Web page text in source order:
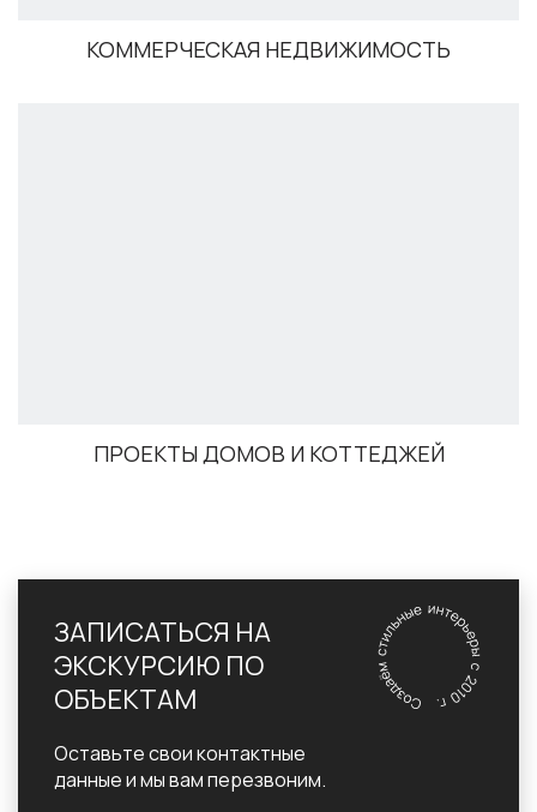
КОММЕРЧЕСКАЯ НЕДВИЖИМОСТЬ
ПРОЕКТЫ ДОМОВ И КОТТЕДЖЕЙ
ЗАПИСАТЬСЯ НА
ЭКСКУРСИЮ ПО
ОБЪЕКТАМ
Оставьте свои контактные
данные и мы вам перезвоним.